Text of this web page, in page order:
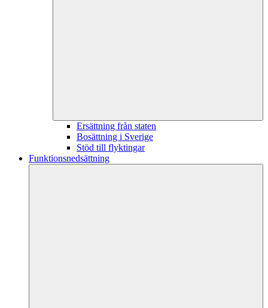
Ersättning från staten
Bosättning i Sverige
Stöd till flyktingar
Funktionsnedsättning